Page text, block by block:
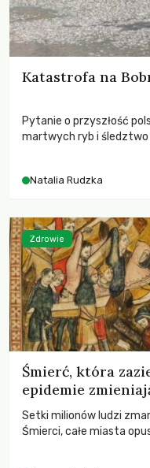
Katastrofa na
Pytanie o przyszłość
martwych ryb i śledztwo
zdarzeń prowadzących
Natalia Rudzka
Śmierć, która
epidemie
Setki milionów ludzi
Śmierci, całe miasta
Zdrowie